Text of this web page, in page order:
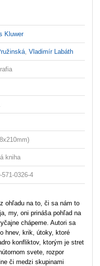
Kluwer
,Vladimír Labáth
kniha
571-0326-4
ohľadu na to, či sa nám to
my, oni prináša pohľad na
chápeme. Autori sa
hnev, krik, útoky, ktoré
konfliktov, ktorým je stret
svete, rozpor
či medzi skupinami